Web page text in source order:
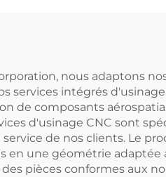
nous adaptons
services intégrés
de composants
d'usinage CNC sont
service de nos clients. Le
en une géométrie
pièces conformes aux